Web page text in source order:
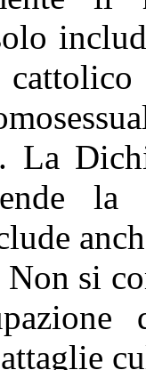
La
si